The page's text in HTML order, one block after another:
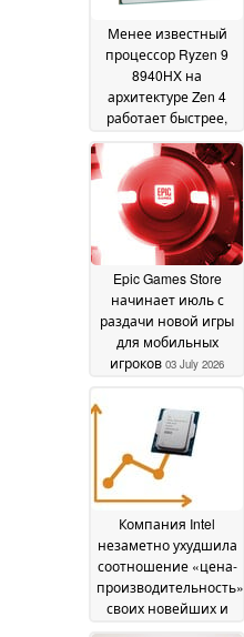
Менее известный
процессор Ryzen 9
8940HX на
архитектуре Zen 4
работает быстрее,
с процессорами
Ryzen на
архитектуре Zen 504
July 2026
Epic Games Store
начинает июль с
раздачи новой игры
для мобильных
игроков 03 July 2026
Компания Intel
незаметно ухудшила
соотношение «цена-
производительность»
своих новейших и